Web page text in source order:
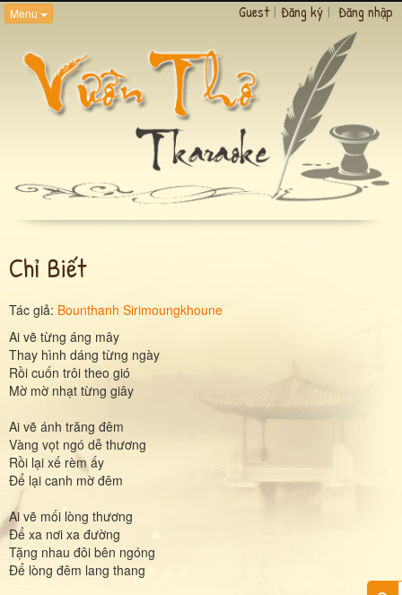
Menu Guest | Đăng ký | Đăng nhập
Chỉ Biết
Tác giả: Bounthanh Sirimoungkhoune
Ai vẽ từng áng mây
Thay hình dáng từng ngày
Rồi cuốn trôi theo gió
Mờ mờ nhạt từng giây
Ai vẽ ánh trăng đêm
Vàng vọt ngó dễ thương
Rồi lại xế rèm ấy
Để lại canh mờ đêm
Ai vẽ mối lòng thương
Để xa nơi xa đường
Tặng nhau đôi bên ngóng
Để lòng đêm lang thang